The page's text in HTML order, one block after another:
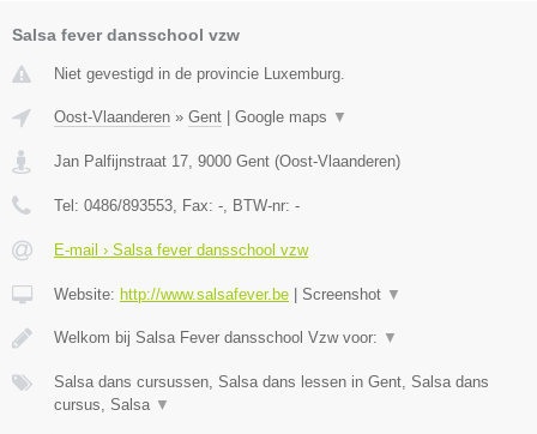
Salsa fever dansschool vzw
Niet gevestigd in de provincie Luxemburg.
Oost-Vlaanderen » Gent | Google maps ▼
Jan Palfijnstraat 17 9000 Gent (Oost-Vlaanderen)
Tel: 0486/893553 , Fax: - , BTW-nr: -
E-mail › Salsa fever dansschool vzw
Website: http://www.salsafever.be | Screenshot ▼
Welkom bij Salsa Fever dansschool Vzw voor: ▼
Salsa dans cursussen, Salsa dans lessen in Gent, Salsa dans
cursus, Salsa ▼